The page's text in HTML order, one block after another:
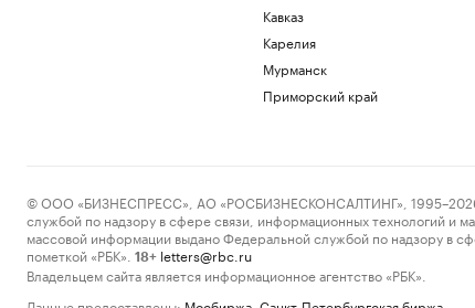
Кавказ
Карелия
Мурманск
Приморский край
© ООО «БИЗНЕСПРЕСС», АО «РОСБИЗНЕСКОНСАЛТИНГ», 1995–2026.
службой по надзору в сфере связи, информационных технологий и
массовой информации выдано Федеральной службой по надзору в
пометкой «РБК».
18+ letters@rbc.ru
Владельцем сайта является информационное агентство «РБК».